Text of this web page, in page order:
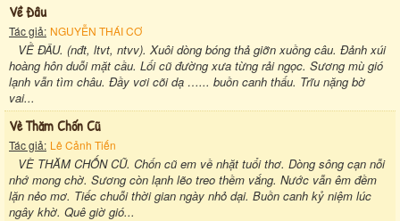
Về Đâu
Tác giả: NGUYỄN THÁI CƠ
VỀ ĐÂU. (nđt, ltvt, ntvv). Xuôi dòng bóng thả giỡn xuồng câu. Đảnh xúi
hoàng hôn duỗi mặt cầu. Lối cũ đường xưa từng rải ngọc. Sương mù gió
lạnh vẫn tìm châu. Đầy vơi cõi dạ …... buồn canh thấu. Trĩu nặng bờ
vai...
Vè Thăm Chốn Cũ
Tác giả: Lê Cảnh Tiến
VÈ THĂM CHỐN CŨ. Chốn cũ em về nhặt tuổi thơ. Dòng sông cạn nỗi
nhớ mong chờ. Sương còn lạnh lẽo treo thềm vắng. Nước vẫn êm đềm
lặn nẻo mơ. Tiếc chuỗi thời gian ngày nhỏ dại. Buồn canh kỷ niệm lúc
ngây khờ. Quê giờ gió...